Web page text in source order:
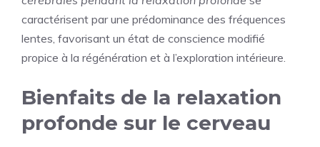
caractérisent par une prédominance des fréquences
lentes, favorisant un état de conscience modifié
propice à la régénération et à l’exploration intérieure.
Bienfaits de la relaxation
profonde sur le cerveau